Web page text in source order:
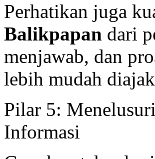
Perhatikan juga
Balikpapan dari
menjawab, dan
lebih mudah
Pilar 5:
Informasi